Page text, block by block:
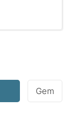
Gem